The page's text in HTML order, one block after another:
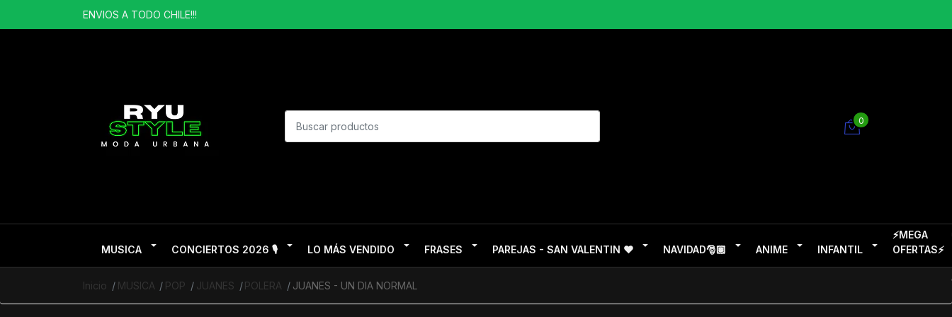
ENVIOS A TODO CHILE!!!
0
MUSICA CONCIERTOS 2026 🎙️ LO MÁS VENDIDO FRASES PAREJAS - SAN VALENTIN ❤ NAVIDAD🎅🏽 ANIME INFANTIL
⚡MEGA
OFERTAS⚡
Inicio MUSICA POP JUANES POLERA JUANES - UN DIA NORMAL